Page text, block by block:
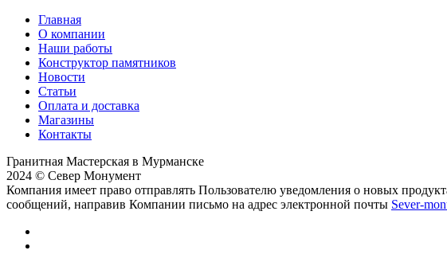
Главная
О компании
Наши работы
Конструктор памятников
Новости
Статьи
Оплата и доставка
Магазины
Контакты
Гранитная Мастерская в Мурманске
2024 © Север Монумент
Компания имеет право отправлять Пользователю уведомления о новых
сообщений, направив Компании письмо на адрес электронной почты Sever-